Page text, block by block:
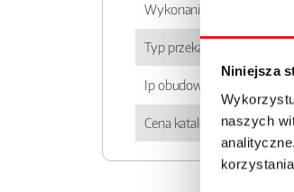
Niniejsza
naszych
Wykonanie
Typ przekaźnika
Ip obudowy
Cena katalogowa